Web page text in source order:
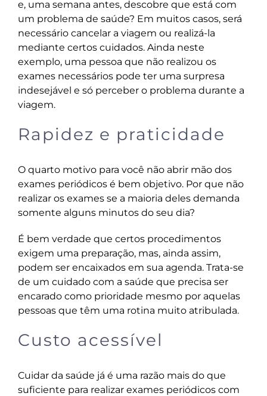
e, uma semana antes, descobre que está com
um problema de saúde? Em muitos casos, será
necessário cancelar a viagem ou realizá-la
mediante certos cuidados. Ainda neste
exemplo, uma pessoa que não realizou os
exames necessários pode ter uma surpresa
indesejável e só perceber o problema durante a
viagem.
Rapidez e praticidade
O quarto motivo para você não abrir mão dos
exames periódicos é bem objetivo. Por que não
realizar os exames se a maioria deles demanda
somente alguns minutos do seu dia?
É bem verdade que certos procedimentos
exigem uma preparação, mas, ainda assim,
podem ser encaixados em sua agenda. Trata-se
de um cuidado com a saúde que precisa ser
encarado como prioridade mesmo por aquelas
pessoas que têm uma rotina muito atribulada.
Custo acessível
Cuidar da saúde já é uma razão mais do que
suficiente para realizar exames periódicos com